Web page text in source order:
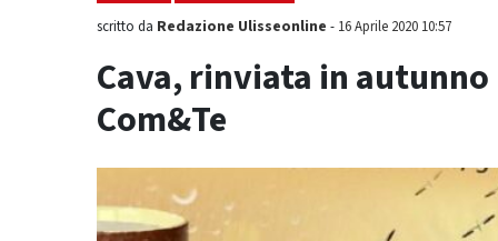
scritto da Redazione Ulisseonline - 16 Aprile 2020 10:57
Cava, rinviata in
Com&Te